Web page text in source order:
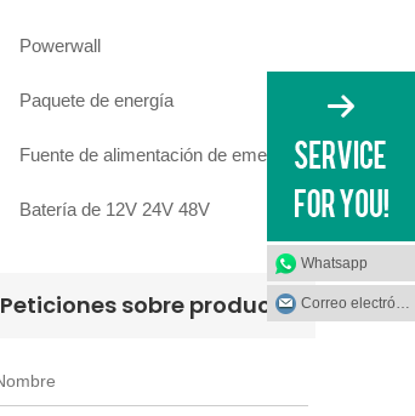
Powerwall
Paquete de energía
Batería de 12V 24V 48V
Peticiones sobre producto
Whatsapp
Correo electrónico